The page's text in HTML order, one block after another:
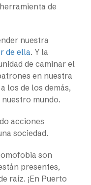
de
nuestra
de ella. Y la
de caminar el
en nuestra
los de los demás,
mundo.
acciones
sociedad.
son
presentes,
raíz. ¡En Puerto